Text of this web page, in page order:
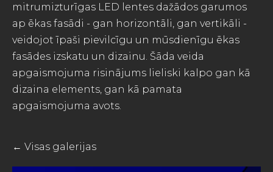
mitrumizturīgas LED lentes dažādos garumos
ap ēkas fasādi - gan horizontāli, gan vertikāli -
veidojot īpaši pievilcīgu un mūsdienīgu ēkas
fasādes izskatu un dizainu. Šāda veida
apgaismojuma risinājums lieliski kalpo gan kā
dizaina elements, gan kā pamata
apgaismojuma avots.
Visas galerijas